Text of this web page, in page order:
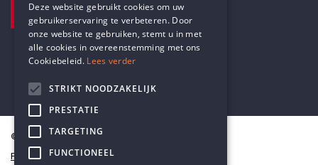
Pottenbrug 4
Antwerpen, 2000
© Humanistisch Verbond 2026
Privacy
DUTCH
Deze website gebruikt cookies om uw
gebruikerservaring te verbeteren. Door
onze website te gebruiken, stemt u in met
alle cookies in overeenstemming met ons
Cookiebeleid. Lees verder
STRIKT NOODZAKELIJK
PRESTATIE
TARGETING
FUNCTIONEEL